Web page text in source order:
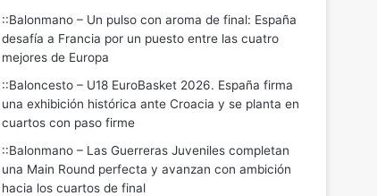
::Balonmano – Un pulso con aroma de final: España
desafía a Francia por un puesto entre las cuatro
mejores de Europa
::Baloncesto – U18 EuroBasket 2026. España firma
una exhibición histórica ante Croacia y se planta en
cuartos con paso firme
::Balonmano – Las Guerreras Juveniles completan
una Main Round perfecta y avanzan con ambición
hacia los cuartos de final